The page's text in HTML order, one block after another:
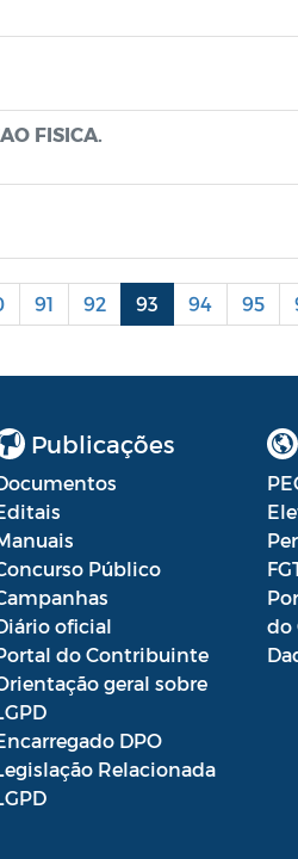
FISICA.
91 92 93 94 95
Publicações
Público
oficial
do Contribuinte
geral sobre
DPO
Relacionada
do